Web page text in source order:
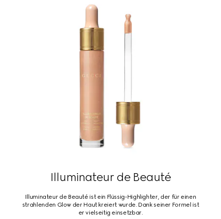
Illuminateur de Beauté
Illuminateur de Beauté ist ein Flüssig-Highlighter, der für einen
strahlenden Glow der Haut kreiert wurde. Dank seiner Formel ist
er vielseitig einsetzbar.